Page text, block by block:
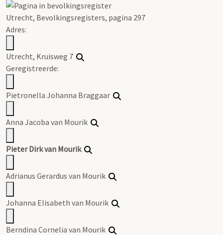
Utrecht, Bevolkingsregisters, pagina 297
Adres:
Utrecht, Kruisweg 7
Geregistreerde:
Pietronella Johanna Braggaar
Anna Jacoba van Mourik
Pieter Dirk van Mourik
Adrianus Gerardus van Mourik
Johanna Elisabeth van Mourik
Berndina Cornelia van Mourik